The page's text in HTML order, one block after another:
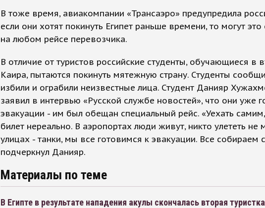
В тоже время, авиакомпании «Трансаэро» предупредила
если они хотят покинуть Египет раньше времени, то могут это
на любом рейсе перевозчика.
В отличие от туристов российские студенты, обучающиеся в
Каира, пытаются покинуть мятежную страну. Студенты
избили и ограбили неизвестные лица. Студент Данияр
заявил в интервью «Русской службе новостей», что они уже
эвакуации - им был обещан специальный рейс. «Уехать самим,
билет нереально. В аэропортах люди живут, никто улететь не
улицах - танки, мы все готовимся к эвакуации. Все собираем
подчеркнул Данияр.
Материалы по теме
В Египте в результате нападения акулы скончалась вторая туристка